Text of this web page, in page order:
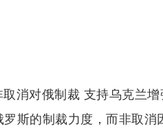
消对俄制裁 支持乌克兰
斯的制裁力度，而非取